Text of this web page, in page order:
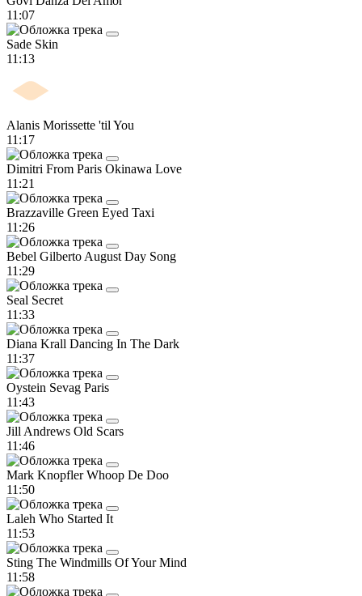
11:07
Sade Skin
11:13
Alanis Morissette 'til You
11:17
Dimitri From Paris Okinawa Love
11:21
Brazzaville Green Eyed Taxi
11:26
Bebel Gilberto August Day Song
11:29
Seal Secret
11:33
Diana Krall Dancing In The Dark
11:37
Oystein Sevag Paris
11:43
Jill Andrews Old Scars
11:46
Mark KnopflerWhoop De Doo
11:50
Laleh Who Started It
11:53
Sting The Windmills Of Your Mind
11:58